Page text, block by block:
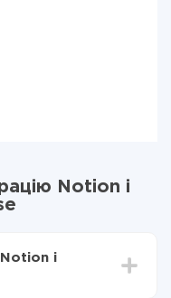
Notion і
Notion і